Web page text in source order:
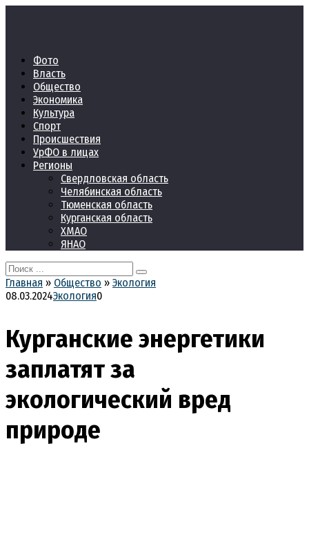
Фото
Власть
Общество
Экономика
Культура
Спорт
Происшествия
УрФО в лицах
Регионы
Свердловская область
Челябинская область
Тюменская область
Курганская область
ХМАО
ЯНАО
Search
for:
Главная » Общество » Экология
08.03.2024Экология0
Курганские энергетики
заплатят за
экологический вред
природе